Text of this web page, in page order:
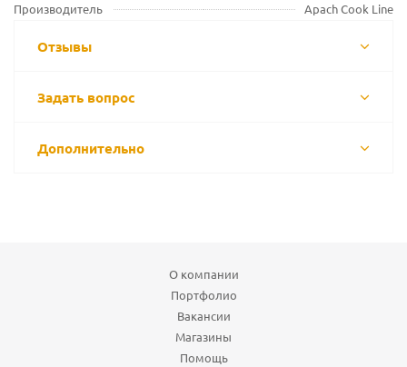
Производитель
Apach Cook Line
Отзывы
Задать вопрос
Дополнительно
О компании
Портфолио
Вакансии
Магазины
Помощь